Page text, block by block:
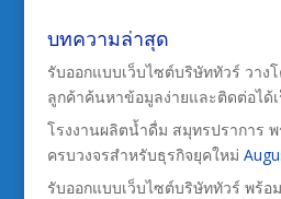
บทความล่าสุด
รับออกแบบเว็บไซต์บริษัททัวร์ วาง
ลูกค้าค้นหาข้อมูลง่ายและติดต่อได้เ
โรงงานผลิตน้ำดื่ม สมุทรปราการ
ครบวงจรสำหรับธุรกิจยุคใหม่
รับออกแบบเว็บไซต์บริษัททัวร์ พร้อม